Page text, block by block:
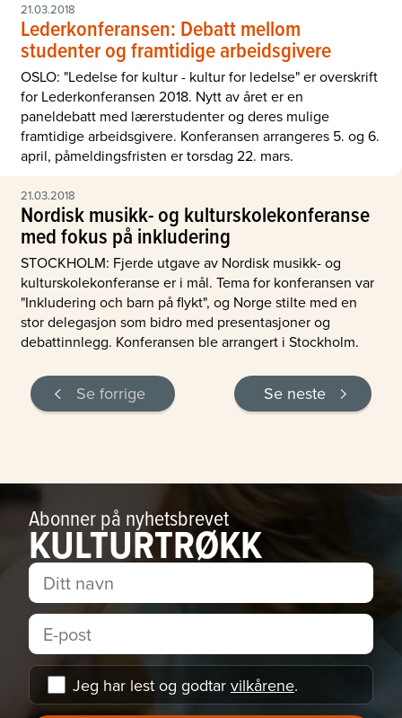
21.03.2018
Lederkonferansen: Debatt mellom
studenter og framtidige arbeidsgivere
OSLO: "Ledelse for kultur - kultur for ledelse" er overskrift
for Lederkonferansen 2018. Nytt av året er en
paneldebatt med lærerstudenter og deres mulige
framtidige arbeidsgivere. Konferansen arrangeres 5. og 6.
april, påmeldingsfristen er torsdag 22. mars.
21.03.2018
Nordisk musikk- og kulturskolekonferanse
med fokus på inkludering
STOCKHOLM: Fjerde utgave av Nordisk musikk- og
kulturskolekonferanse er i mål. Tema for konferansen var
"Inkludering och barn på flykt", og Norge stilte med en
stor delegasjon som bidro med presentasjoner og
debattinnlegg. Konferansen ble arrangert i Stockholm.
Se forrige Se neste
Abonner på nyhetsbrevet
KULTURTRØKK
Jeg har lest og godtar vilkårene.